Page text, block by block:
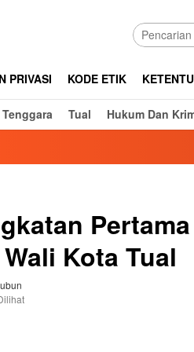
PRIVASI KODE ETIK
Tual Hukum Dan
Kota Tual